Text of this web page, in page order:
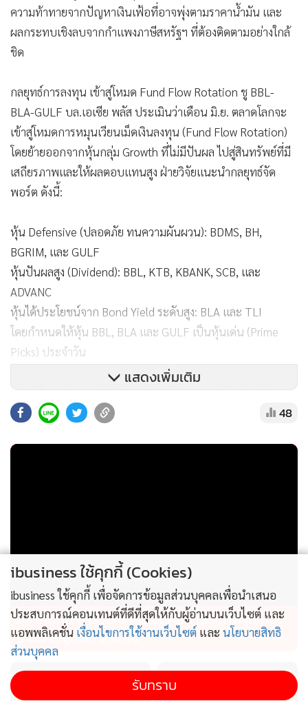
ความท้าทายจากปัญหาเงินเฟ้อที่อาจพุ่งตามราคาน้ำมัน และ
ผลกระทบเชิงลบจากกำแพงภาษีสหรัฐฯ ที่ต้องติดตามอย่างใกล้
ชิด
กลยุทธ์การลงทุน เข้าสู่โหมด Fund Flow Rotation ชู BBL-
BLA-GULF บล.เอเซีย พลัส ประเมินว่าเดือน มิ.ย. ตลาดโลกจะ
เข้าสู่โหมดการหมุนเวียนเม็ดเงินลงทุน (Fund Flow Rotation)
โดยย้ายออกจากหุ้นกลุ่ม Growth ที่ไม่มีปันผล ไปสู่สินทรัพย์ที่มี
เสถียรภาพและให้ผลตอบแทนสูง ฝ่ายวิจัยแนะนำกลยุทธ์จัด
พอร์ต ดังนี้:
หุ้น Defensive (ปลอดภัย ทนความผันผวน): BDMS, BH,
BGRIM, และ GULF
หุ้นปันผลสูง (Dividend): BBL, KTB, KBANK, SCB, และ
ADVANC
หุ้นได้ประโยชน์จาก Bond Yield ระดับสูง: BLA และ TLI
โดยกำหนดให้หุ้น BBL, BLA และ GULF เป็นหุ้นเด่น (Prime
Picks) ประจำวัน
(ประเด็นการลงทุนต่างประเทศเพิ่มเติม: แนะนำหุ้นต่างประเทศ
ผ่าน Global Gem ประจำวัน ได้แก่ UBTECH23 และ GSUS06)
แสดงเพิ่มเติม
48
อย่าคิดหนี ตำรวจจราจร จัดหนัก เสริมทัพรถใหม่
ระดับ Bigbike สายลุย
ibusiness ใช้คุกกี้ (Cookies)
ibusiness ใช้คุกกี้ เพื่อจัดการข้อมูลส่วนบุคคลเพื่อนำเสนอ
ประสบการณ์คอนเทนต์ที่ดีที่สุดให้กับผู้อ่านบนเว็บไซต์ และ
แอพพลิเคชั่น เงื่อนไขการใช้งานเว็บไซต์ และ นโยบายสิทธิ
ส่วนบุคคล
รับทราบ